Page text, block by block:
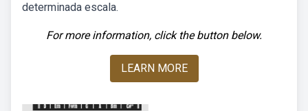
determinada escala.
For more information, click the button below.
LEARN MORE